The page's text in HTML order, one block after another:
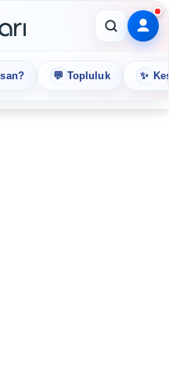
💬 Topluluk ✨